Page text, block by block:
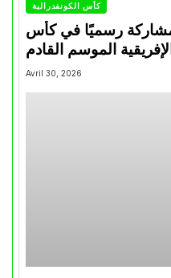
كأس الكونفدرالية
رسميًا في كأس
Avril 30, 2026